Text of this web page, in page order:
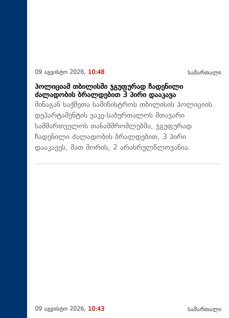
09 აგვისტო 2026, 10:48 სამართალი
პოლიციამ თბილისში ჯგუფურად ჩადენილი
ძალადობის ბრალდებით 3 პირი დააკავა
შინაგან საქმეთა სამინისტროს თბილისის პოლიციის
დეპარტამენტის ვაკე-საბურთალოს მთავარი
სამმართველოს თანამშრომლებმა, ჯგუფურად
ჩადენილი ძალადობის ბრალდებით, 3 პირი
დააკავეს, მათ შორის, 2 არასრულწლოვანია.
09 აგვისტო 2026, 10:43 სამართალი